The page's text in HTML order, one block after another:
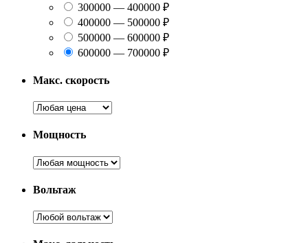
300000 — 400000 ₽
400000 — 500000 ₽
500000 — 600000 ₽
600000 — 700000 ₽
Макс. скорость
Мощность
Вольтаж